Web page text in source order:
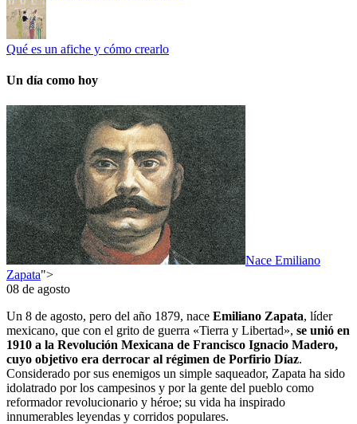
Qué es un afiche y cómo crearlo
Un día como hoy
Nace Emiliano
Zapata">
08 de agosto
Un 8 de agosto, pero del año 1879, nace Emiliano Zapata, líder
mexicano, que con el grito de guerra «Tierra y Libertad», se unió en
1910 a la Revolución Mexicana de Francisco Ignacio Madero,
cuyo objetivo era derrocar al régimen de Porfirio Díaz.
Considerado por sus enemigos un simple saqueador, Zapata ha sido
idolatrado por los campesinos y por la gente del pueblo como
reformador revolucionario y héroe; su vida ha inspirado
innumerables leyendas y corridos populares.